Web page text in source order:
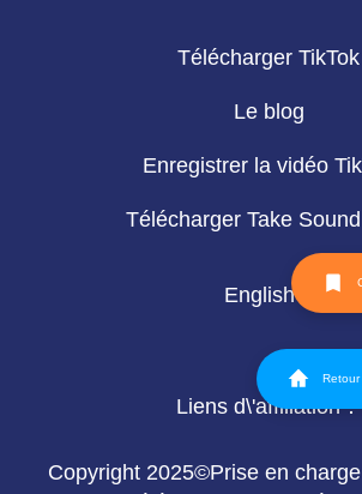
Télécharger TikTok
Le blog
Enregistrer la vidéo
Télécharger Take
English
Liens d\'affiliation：
Copyright 2025©Prise en